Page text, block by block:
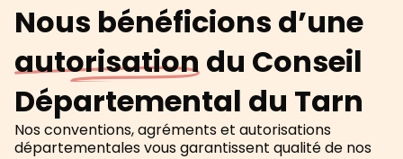
Nous bénéficions d’une
autorisationdu Conseil
Départemental du Tarn
Nos conventions, agréments et autorisations
départementales vous garantissent qualité de nos